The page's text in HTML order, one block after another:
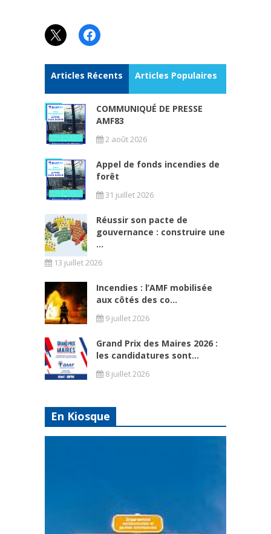
X Facebook
Articles Récents Articles Populaires
COMMUNIQUÉ DE PRESSE
AMF83
2 août 2026
Appel de fonds incendies de
forêt
31 juillet 2026
Réussir son pacte de
gouvernance : construire une
...
13 juillet 2026
Incendies : l’AMF mobilisée
aux côtés des co...
9 juillet 2026
Grand Prix des Maires 2026 :
les candidatures sont...
8 juillet 2026
En Kiosque